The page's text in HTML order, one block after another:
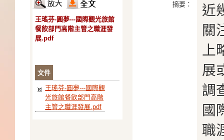
王瑤芬-圓夢---國際觀光旅館
餐飲部門高階主管之職涯發
展.pdf
文件
王瑤芬-圓夢---國際觀
光旅館餐飲部門高階
主管之職涯發展.pdf
摘要：
近
關
展
調
國
職